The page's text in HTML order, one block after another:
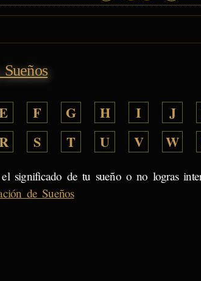
F G H I J
S T U V W
significado de tu sueño o no logras
de Sueños